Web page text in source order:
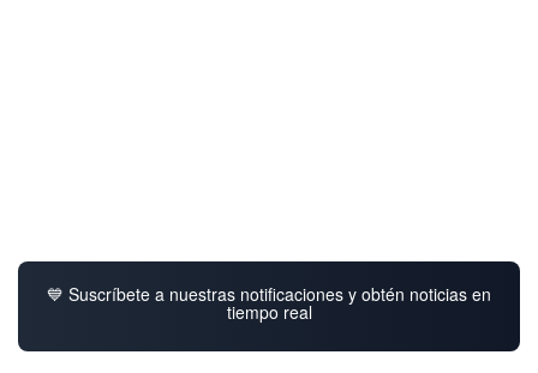
💙 Suscríbete a nuestras notificaciones y obtén noticias en
tiempo real